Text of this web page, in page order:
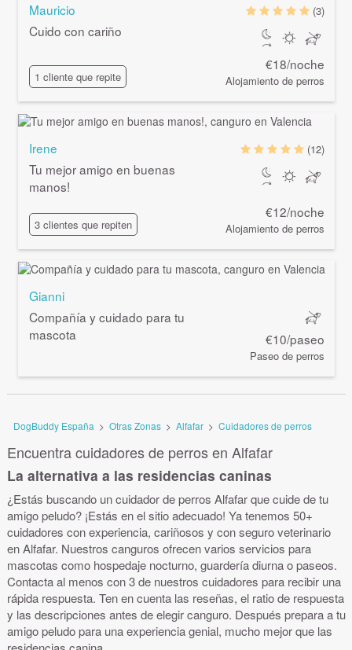
Mauricio
Cuido con cariño
1 cliente que repite
(3)
€18/noche
Alojamiento de perros
Irene
Tu mejor amigo en buenas
manos!
3 clientes que repiten
(12)
€12/noche
Alojamiento de perros
Gianni
Compañía y cuidado para tu
mascota
€10/paseo
Paseo de perros
DogBuddy España > Otras Zonas > Alfafar > Cuidadores de perros
Encuentra cuidadores de perros en Alfafar
La alternativa a las residencias caninas
¿Estás buscando un cuidador de perros Alfafar que cuide de tu
amigo peludo? ¡Estás en el sitio adecuado! Ya tenemos 50+
cuidadores con experiencia, cariñosos y con seguro veterinario
en Alfafar. Nuestros canguros ofrecen varios servicios para
mascotas como hospedaje nocturno, guardería diurna o paseos.
Contacta al menos con 3 de nuestros cuidadores para recibir una
rápida respuesta. Ten en cuenta las reseñas, el ratio de respuesta
y las descripciones antes de elegir canguro. Después prepara a tu
amigo peludo para una experiencia genial, mucho mejor que las